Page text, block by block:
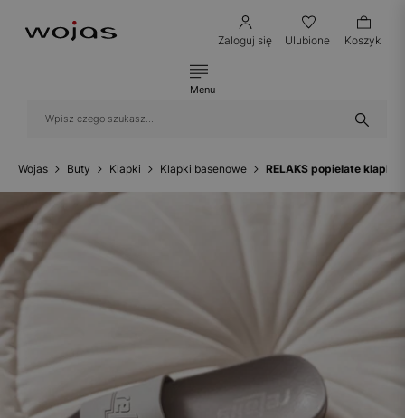
Zaloguj się Ulubione Koszyk
Menu
Wojas Buty Klapki Klapki basenowe RELAKS popielate klapki